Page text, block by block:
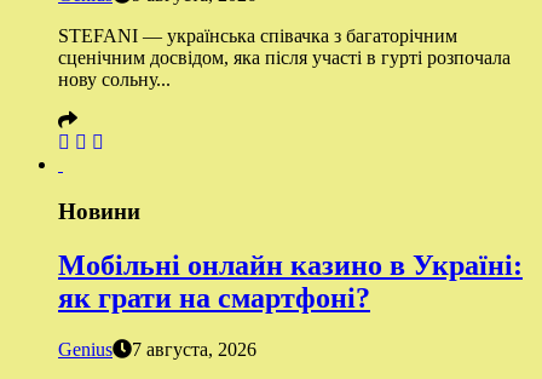
STEFANI — українська співачка з багаторічним
сценічним досвідом, яка після участі в гурті розпочала
нову сольну...
Новини
Мобільні онлайн казино в Україні:
як грати на смартфоні?
Genius
7 августа, 2026